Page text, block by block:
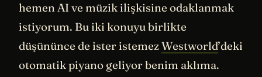
hemen AI ve müzik ilişkisine odaklanmak
istiyorum. Bu iki konuyu birlikte
düşününce de ister istemezWestworld’deki
otomatik piyano geliyor benim aklıma.